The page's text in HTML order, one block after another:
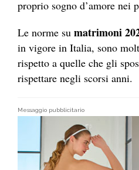
proprio sogno d’amore nei
Le norme su matrimoni
in vigore in Italia, sono
rispetto a quelle che gli
rispettare negli scorsi anni.
Messaggio pubblicitario